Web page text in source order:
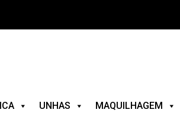
UNHAS MAQUILHAGEM